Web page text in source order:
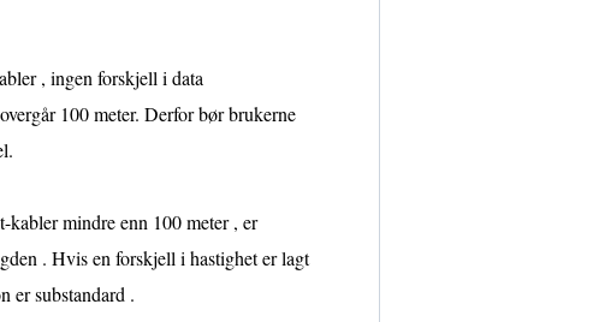
, ingen forskjell i data
100 meter. Derfor bør brukerne
mindre enn 100 meter , er
. Hvis en forskjell i hastighet er lagt
er substandard .